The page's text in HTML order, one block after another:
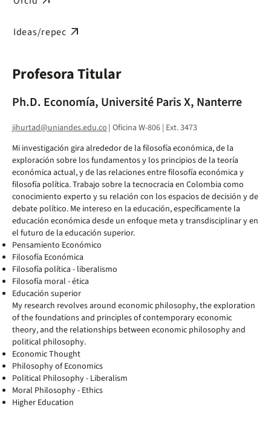
Ideas/repec arrow_outward
Profesora Titular
Ph.D. Economía, Université Paris X, Nanterre
jihurtad@uniandes.edu.co| Oficina W-806 | Ext. 3473
Mi investigación gira alrededor de la filosofía económica, de la
exploración sobre los fundamentos y los principios de la teoría
económica actual, y de las relaciones entre filosofía económica y
filosofía política. Trabajo sobre la tecnocracia en Colombia como
conocimiento experto y su relación con los espacios de decisión y de
debate político. Me intereso en la educación, específicamente la
educación económica desde un enfoque meta y transdisciplinar y en
el futuro de la educación superior.
Pensamiento Económico
Filosofía Económica
Filosofía política - liberalismo
Filosofía moral - ética
Educación superior
My research revolves around economic philosophy, the exploration
of the foundations and principles of contemporary economic
theory, and the relationships between economic philosophy and
political philosophy.
Economic Thought
Philosophy of Economics
Political Philosophy - Liberalism
Moral Philosophy - Ethics
Higher Education